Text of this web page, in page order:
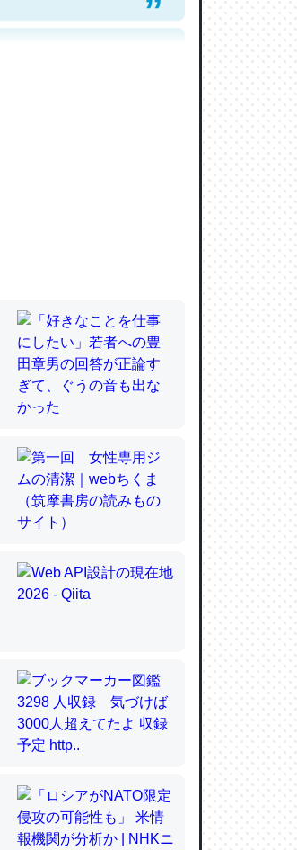
。小説でいう「ずっと前
進化すればするほど分かり
ロギのカルシウム分はエビ
」に関する新仮説
から両方が拮抗してるので
）はカルシウムを使わずキ
」に関する新仮説